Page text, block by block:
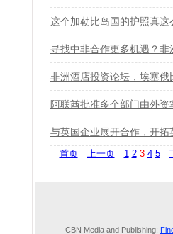
这个加勒比岛国的护照真这
寻找中非合作更多机遇？
非洲酒店投资论坛，埃塞俄
阿联酋批准多个部门由外
与英国企业展开合作，开
首页 上一页 1 2 3 4 5
CBN Media and Publishing: